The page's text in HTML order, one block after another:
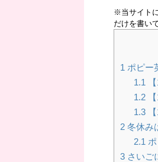
※当サイト
だけを書い
1 ポピー
1.1
1.2【
1.3【
2 冬休み
2.1
3 さいご